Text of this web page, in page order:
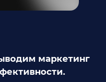
маркетинг